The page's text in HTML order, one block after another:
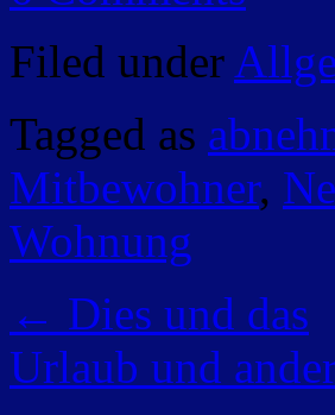
Filed under
Tagged as
Mitbewohner,
Wohnung
← Dies und das
Urlaub und